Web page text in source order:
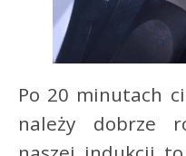
Po 20 minutach
należy dobrze